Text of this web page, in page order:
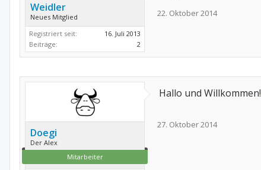
Weidler
Neues Mitglied
Registriert seit:
16. Juli 2013
Beiträge:
2
22. Oktober 2014
Doegi
Der Alex
Mitarbeiter
Hallo und Willkommen!
27. Oktober 2014